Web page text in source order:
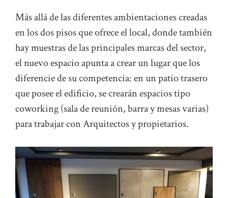
Más allá de las diferentes ambientaciones creadas
en los dos pisos que ofrece el local, donde también
hay muestras de las principales marcas del sector,
el nuevo espacio apunta a crear un lugar que los
diferencie de su competencia: en un patio trasero
que posee el edificio, se crearán espacios tipo
coworking (sala de reunión, barra y mesas varias)
para trabajar con Arquitectos y propietarios.